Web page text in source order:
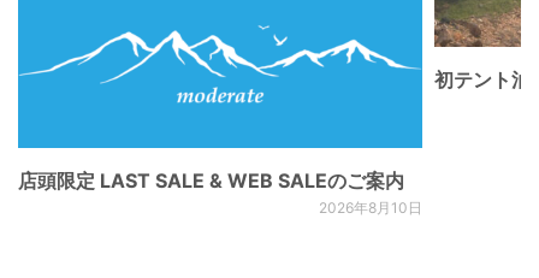
店頭限定 LAST SALE & WEB SALEのご案内
2026年8月10日
初テント